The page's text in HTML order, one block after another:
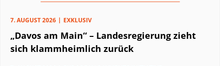
7. AUGUST 2026 EXKLUSIV
„Davos am Main“ – Landesregierung zieht
sich klammheimlich zurück